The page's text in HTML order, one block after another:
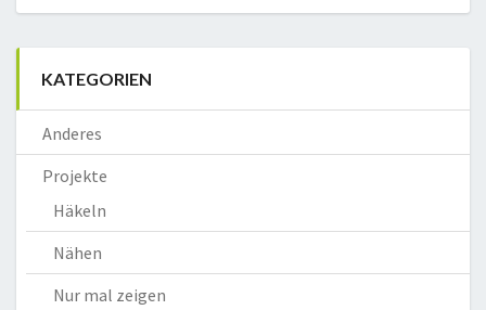
KATEGORIEN
Anderes
Projekte
Häkeln
Nähen
Nur mal zeigen